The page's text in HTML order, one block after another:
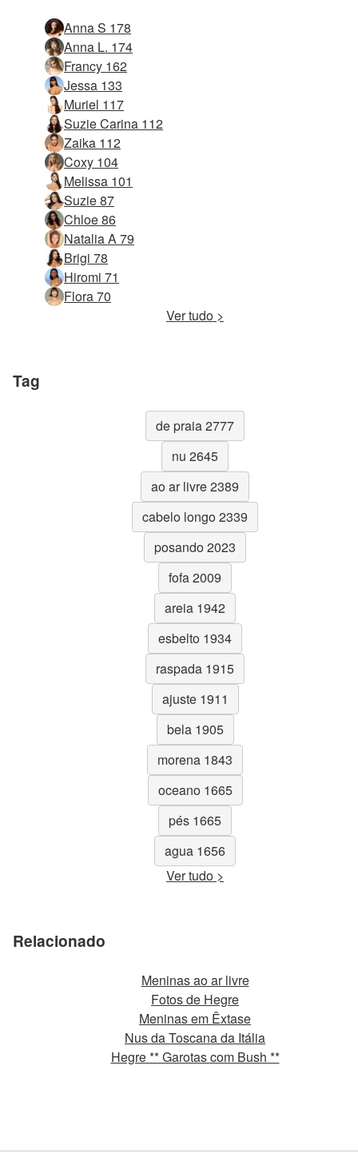
Anna S 178
Anna L. 174
Francy 162
Jessa 133
Muriel 117
Suzie Carina 112
Zaika 112
Coxy 104
Melissa 101
Suzie 87
Chloe 86
Natalia A 79
Brigi 78
Hiromi 71
Flora 70
Ver tudo >
Tag
de praia 2777
nu 2645
ao ar livre 2389
cabelo longo 2339
posando 2023
fofa 2009
areia 1942
esbelto 1934
raspada 1915
ajuste 1911
bela 1905
morena 1843
oceano 1665
pés 1665
agua 1656
Ver tudo >
Relacionado
Meninas ao ar livre
Fotos de Hegre
Meninas em Êxtase
Nus da Toscana da Itália
Hegre ** Garotas com Bush **